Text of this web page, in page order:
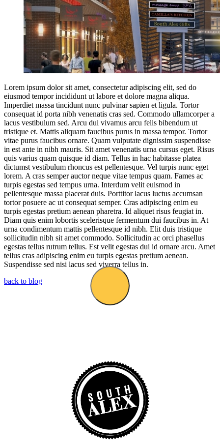
Lorem ipsum dolor sit amet, consectetur adipiscing elit, sed do
eiusmod tempor incididunt ut labore et dolore magna aliqua.
Imperdiet massa tincidunt nunc pulvinar sapien et ligula. Tortor
consequat id porta nibh venenatis cras sed. Commodo ullamcorper a
lacus vestibulum sed. Arcu dui vivamus arcu felis bibendum ut
tristique et. Mattis aliquam faucibus purus in massa tempor. Tortor
vitae purus faucibus ornare. Quam vulputate dignissim suspendisse
in est ante in nibh mauris. Sit amet venenatis urna cursus eget. Risus
quis varius quam quisque id diam. Tellus in hac habitasse platea
dictumst vestibulum rhoncus est pellentesque. Vel turpis nunc eget
lorem. A cras semper auctor neque vitae tempus quam. Fames ac
turpis egestas sed tempus urna. Interdum velit euismod in
pellentesque massa placerat duis. Porttitor lacus luctus accumsan
tortor posuere ac ut consequat semper. Cras adipiscing enim eu
turpis egestas pretium aenean pharetra. Id aliquet risus feugiat in.
Diam quis enim lobortis scelerisque fermentum dui faucibus in. At
urna condimentum mattis pellentesque id nibh. Elit duis tristique
sollicitudin nibh sit amet commodo. Sollicitudin ac orci phasellus
egestas tellus rutrum tellus. Est velit egestas dui id ornare arcu. Amet
tellus cras adipiscing enim eu turpis egestas pretium aenean.
Suspendisse sed nisi lacus sed viverra tellus in.
back to blog